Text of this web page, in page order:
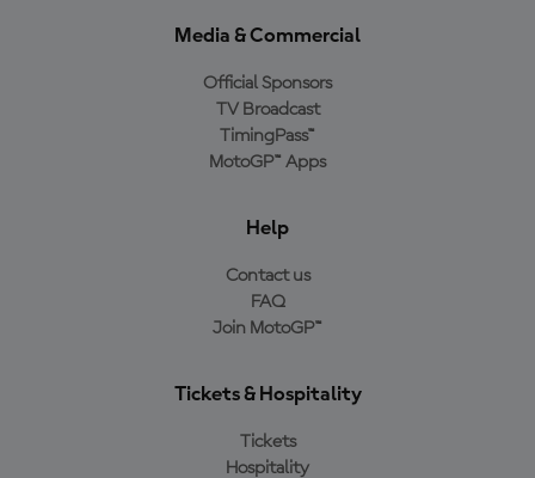
Media & Commercial
Official Sponsors
TV Broadcast
TimingPass™
MotoGP™ Apps
Help
Contact us
FAQ
Join MotoGP™
Tickets & Hospitality
Tickets
Hospitality